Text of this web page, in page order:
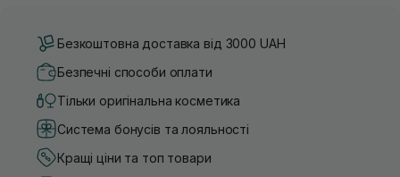
Безкоштовна доставка від 3000 UAH
Безпечні способи оплати
Тільки оригінальна косметика
Система бонусів та лояльності
Кращі ціни та топ товари